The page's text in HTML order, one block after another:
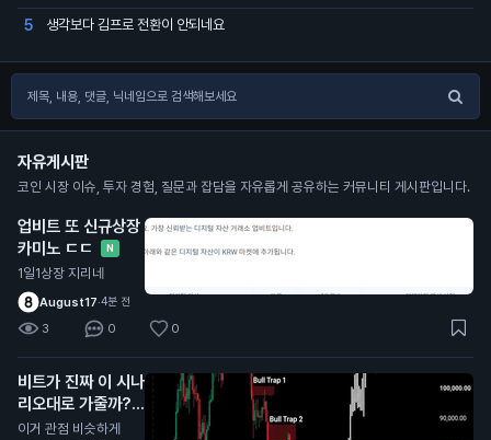
5 생각보다 김프로 전환이 안되네요
자유게시판
코인 시장 이슈, 투자 경험, 질문과 잡담을 자유롭게 공유하는 커뮤니티 게시판입니다.
업비트 또 신규상장
카미노 ㄷㄷ
N
1일1상장 지리네
August17·4분 전
3 0 0
비트가 진짜 이 시나
리오대로 가줄까?
N
이거 관점 비슷하게